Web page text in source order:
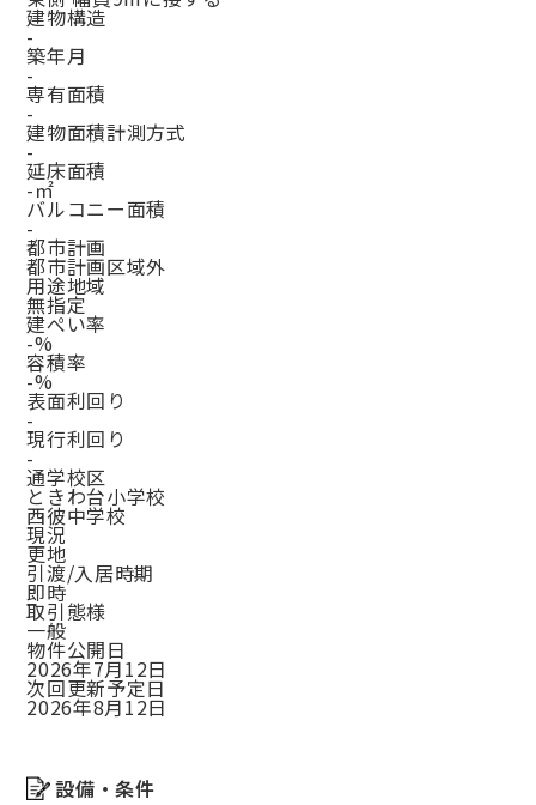
建物構造
-
築年月
-
専有面積
-
建物面積計測方式
-
延床面積
-㎡
バルコニー面積
-
都市計画
都市計画区域外
用途地域
無指定
建ぺい率
-%
容積率
-%
表面利回り
-
現行利回り
-
通学校区
ときわ台小学校
西彼中学校
現況
更地
引渡/入居時期
即時
取引態様
一般
物件公開日
2026年7月12日
次回更新予定日
2026年8月12日
設備・条件